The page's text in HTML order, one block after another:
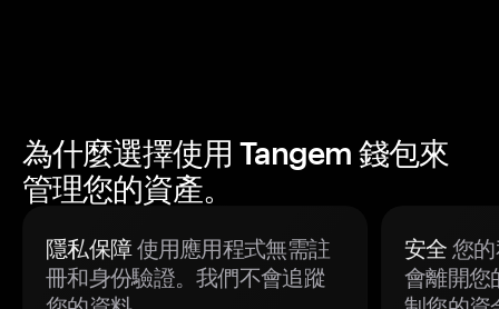
為什麼選擇使用 Tangem 錢包來
管理您的資產。
隱私保障使用應用程式無需註
冊和身份驗證。我們不會追蹤
安全 您
會離開您